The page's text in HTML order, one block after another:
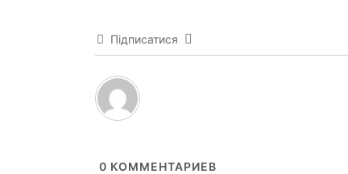
Підписатися
0 КОММЕНТАРИЕВ